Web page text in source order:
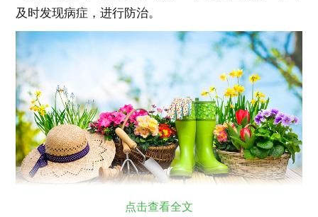
及时发现病症，进行防治。
点击查看全文